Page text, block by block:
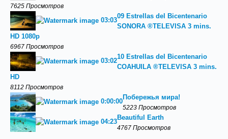
7625 Просмотров
03:03
09 Estrellas del Bicentenario
SONORA ®TELEVISA 3 mins.
HD 1080p
6967 Просмотров
03:02
10 Estrellas del Bicentenario
COAHUILA ®TELEVISA 3 mins.
HD
8112 Просмотров
0:00:00
Побережья мира!
5223 Просмотров
04:23
Beautiful Earth
4767 Просмотров